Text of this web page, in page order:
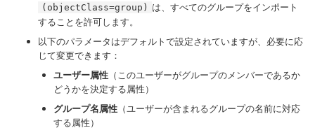
(objectClass=group) は、すべてのグループをインポート
することを許可します。
以下のパラメータはデフォルトで設定されていますが、必要に応
じて変更できます：
ユーザー属性 （このユーザーがグループのメンバーであるか
どうかを決定する属性）
グループ名属性 （ユーザーが含まれるグループの名前に対応
する属性）